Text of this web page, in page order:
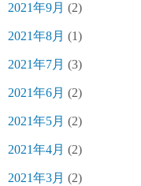
2021年9月 (2)
2021年8月 (1)
2021年7月 (3)
2021年6月 (2)
2021年5月 (2)
2021年4月 (2)
2021年3月 (2)